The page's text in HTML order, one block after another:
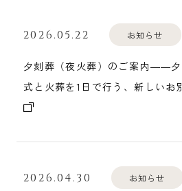
2026.05.22 お知らせ
夕刻葬（夜火葬）のご案内――夕
式と火葬を1日で行う、新しいお
2026.04.30 お知らせ